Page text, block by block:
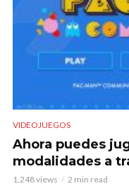
VIDEOJUEGOS
Ahora puedes
modalidades a
1.248 views 2 min read